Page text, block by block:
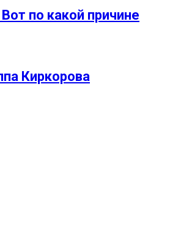
по какой причине
Киркорова